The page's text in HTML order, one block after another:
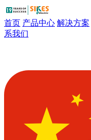
首页 产品中心 解决方案
系我们